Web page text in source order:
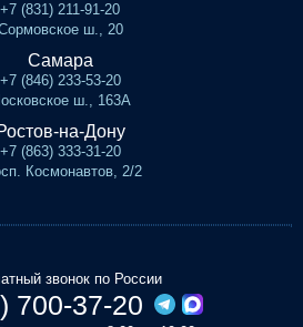
+7 (831) 211-91-20
ш., 20
Самара
+7 (846) 233-53-20
ш., 163А
на-Дону
+7 (863) 333-31-20
Космонавтов, 2/2
звонок по России
700-37-20